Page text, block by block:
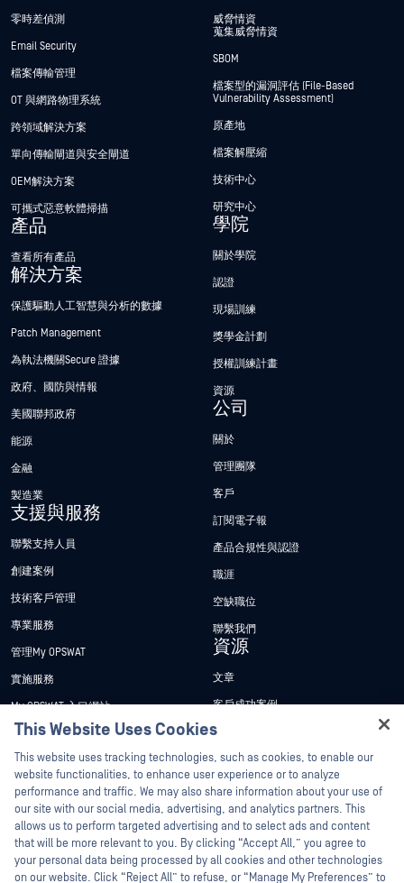
零時差偵測
Email Security
檔案傳輸管理
OT 與網路物理系統
跨領域解決方案
單向傳輸閘道與安全閘道
OEM解決方案
可攜式惡意軟體掃描
產品
查看所有產品
解決方案
保護驅動人工智慧與分析的數據
Patch Management
為執法機關Secure 證據
政府、國防與情報
美國聯邦政府
能源
金融
製造業
支援與服務
聯繫支持人員
創建案例
技術客戶管理
專業服務
管理My OPSWAT
實施服務
My OPSWAT 入口網站
技術檔案
訓練
漏洞通報計畫
合作夥伴
認證
技術合作夥伴
威脅情資
蒐集威脅情資
SBOM
檔案型的漏洞評估 (File-Based
Vulnerability Assessment)
原產地
檔案解壓縮
技術中心
研究中心
學院
關於學院
認證
現場訓練
獎學金計劃
授權訓練計畫
資源
公司
關於
管理團隊
客戶
訂閱電子報
產品合規性與認證
職涯
空缺職位
聯繫我們
資源
文章
客戶成功案例
新聞稿
新聞報導
網路研討會
產品型錄
白皮書
This Website Uses Cookies
This website uses tracking technologies, such as cookies, to enable our
website functionalities, to enhance user experience or to analyze
performance and traffic. We may also share information about your use of
our site with our social media, advertising, and analytics partners. This
allows us to perform targeted advertising and to select ads and content
that will be more relevant to you. By clicking “Accept All,” you agree to
your personal data being processed by all cookies and other technologies
on our website. Click “Reject All” to refuse, or “Manage My Preferences” to
Hey there!
I'm Ozzy, your OPSWAT virtual assistant.
How can I help you secure what's critical
today?